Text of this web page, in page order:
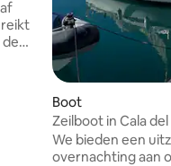
de
Boot
Zeilboot in Cala
jongeren
We bieden een
overnachting aan